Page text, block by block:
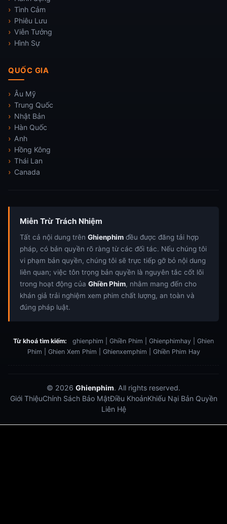
Tình Cảm
Phiêu Lưu
Viễn Tưởng
Hình Sự
QUỐC GIA
Âu Mỹ
Trung Quốc
Nhật Bản
Hàn Quốc
Anh
Hồng Kông
Thái Lan
Canada
Miễn Trừ Trách Nhiệm
Tất cả nội dung trên Ghienphim đều được đăng tải hợp
pháp, có bản quyền rõ ràng từ các đối tác. Nếu chúng tôi
vi phạm bản quyền, chúng tôi sẽ trực tiếp gỡ bỏ nội dung
liên quan; việc tôn trọng bản quyền là nguyên tắc cốt lõi
trong hoạt động của Ghiền Phim, nhằm mang đến cho
khán giả trải nghiệm xem phim chất lượng, an toàn và
đúng pháp luật.
Từ khoá tìm kiếm:
ghienphim | Ghiền Phim | Ghienphimhay | Ghien
Phim | Ghien Xem Phim | Ghienxemphim | Ghiền Phim Hay
© 2026 Ghienphim. All rights reserved.
Giới ThiệuChính Sách Bảo MậtĐiều KhoảnKhiếu Nại Bản Quyền
Liên Hệ